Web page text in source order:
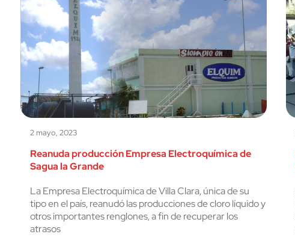
2 mayo, 2023
Reanuda producción Empresa Electroquímica de
Sagua la Grande
La Empresa Electroquímica de Villa Clara, única de su
tipo en el país, reanudó las producciones de cloro líquido y
otros importantes renglones, a fin de recuperar los
atrasos